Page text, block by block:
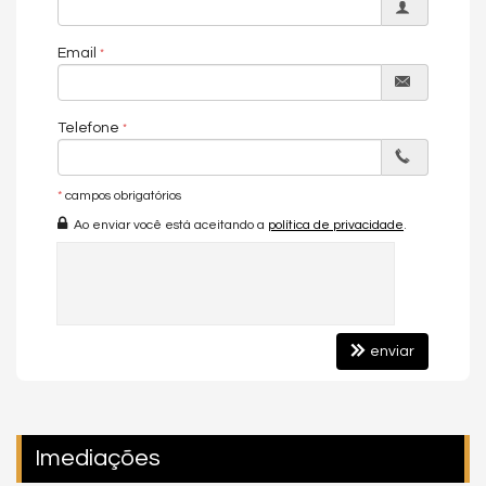
O condomínio dispõe de uma área de lazer completa, com
convivência, relaxamento e qualidade de vida em um
VALORIZAÇÃO, CONFORTO E EXCLUSIVIDADE
é investir em
um empreendimento com alto potencial de valorização, que
reúne localização estratégica, design internacional e padrão
construtivo elevado, ideal tanto para moradia quanto para
Nós da Central de Negócios PR Consultor Executivo & Home
ótimo investimento com a maior segurança, assim realizando
seu sonho!
Email
Telefone
* campos obrigatórios
Ao enviar você está aceitando a política de privacidade
enviar
Imediações